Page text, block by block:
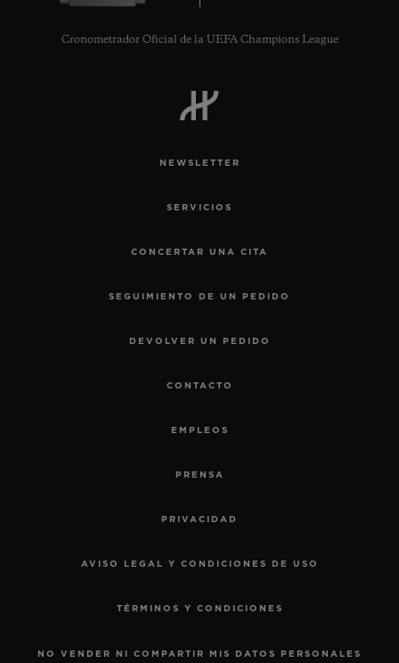
Cronometrador Oficial de la UEFA Champions League
NEWSLETTER
SERVICIOS
CONCERTAR UNA CITA
SEGUIMIENTO DE UN PEDIDO
DEVOLVER UN PEDIDO
CONTACTO
EMPLEOS
PRENSA
PRIVACIDAD
AVISO LEGAL Y CONDICIONES DE USO
TÉRMINOS Y CONDICIONES
NO VENDER NI COMPARTIR MIS DATOS PERSONALES